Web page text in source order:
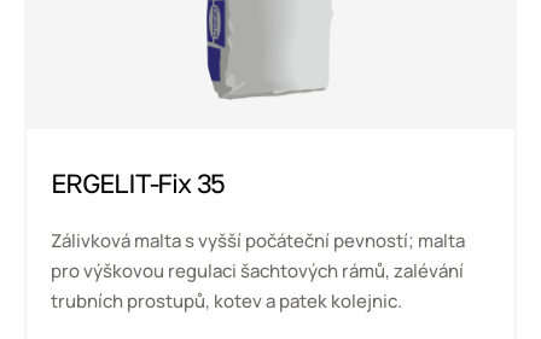
ERGELIT-Fix 35
Zálivková malta s vyšší počáteční pevností; malta
pro výškovou regulaci šachtových rámů, zalévání
trubních prostupů, kotev a patek kolejnic.